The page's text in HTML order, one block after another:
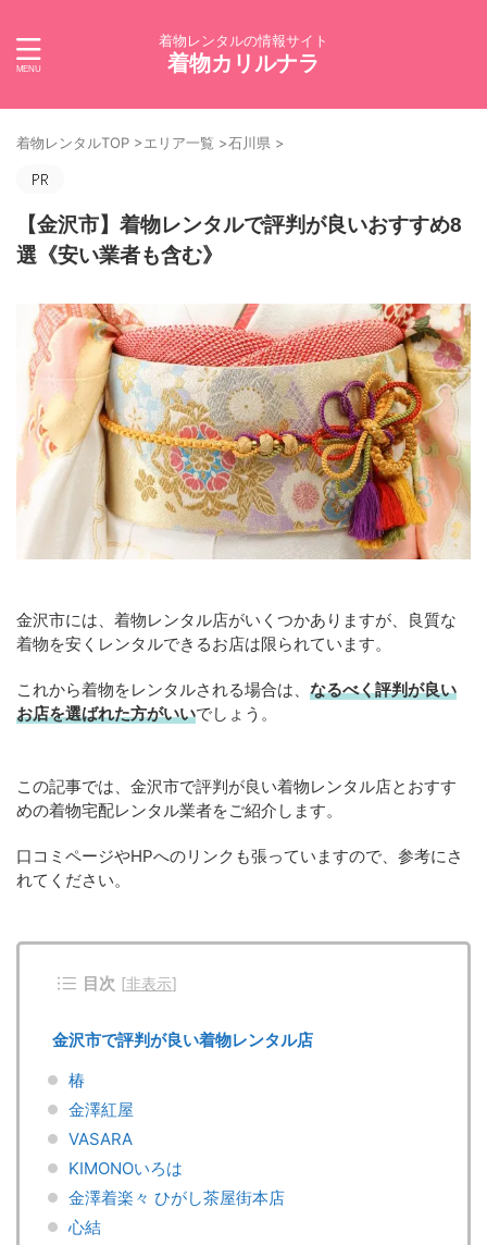
着物レンタルの情報サイト
着物カリルナラ
着物レンタルTOP >エリア一覧 >石川県 >
【金沢市】着物レンタルで評判が良いおすすめ8
選《安い業者も含む》
金沢市には、着物レンタル店がいくつかありますが、良質な
着物を安くレンタルできるお店は限られています。
これから着物をレンタルされる場合は、 なるべく評判が良い
お店を選ばれた方がいいでしょう。
この記事では、金沢市で評判が良い着物レンタル店とおすす
めの着物宅配レンタル業者をご紹介します。
口コミページやHPへのリンクも張っていますので、参考にさ
れてください。
目次 [非表示]
金沢市で評判が良い着物レンタル店
椿
金澤紅屋
VASARA
KIMONOいろは
金澤着楽々 ひがし茶屋街本店
心結